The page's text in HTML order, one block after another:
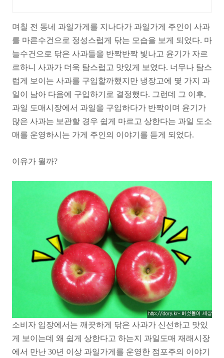
며칠 전 동네 과일가게를 지나다가 과일가게 주인이 사과
를 마른수건으로 정성스럽게 닦는 모습을 보게 되었다. 마
늘수건으로 닦은 사과들을 반짝반짝 빛나고 윤기가 자르
르하니 사과가 더욱 탐스럽고 맛있게 보였다. 너무나 탐스
럽게 보이는 사과를 구입할까했지만 냉장고에 몇 가지 과
일이 남아 다음에 구입하기로 결정했다. 그런데 그 이후,
과일 도매시장에서 과일을 구입하다가 반짝이며 윤기가
많은 사과는 보관할 경우 쉽게 마르고 상한다는 과일 도소
매를 운영하시는 가게 주인의 이야기를 듣게 되었다.
이유가 뭘까?
소비자 입장에서는 깨끗하게 닦은 사과가 신선하고 맛있
게 보이는데 왜 쉽게 상한다고 하는지 과일도매 재래시장
에서 만난 30년 이상 과일가게를 운영한 점포주의 이야기